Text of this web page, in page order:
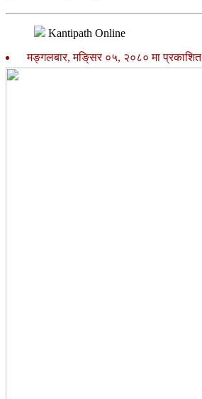
Kantipath Online
मङ्गलबार, मङि्सर ०५, २०८० मा प्रकाशित